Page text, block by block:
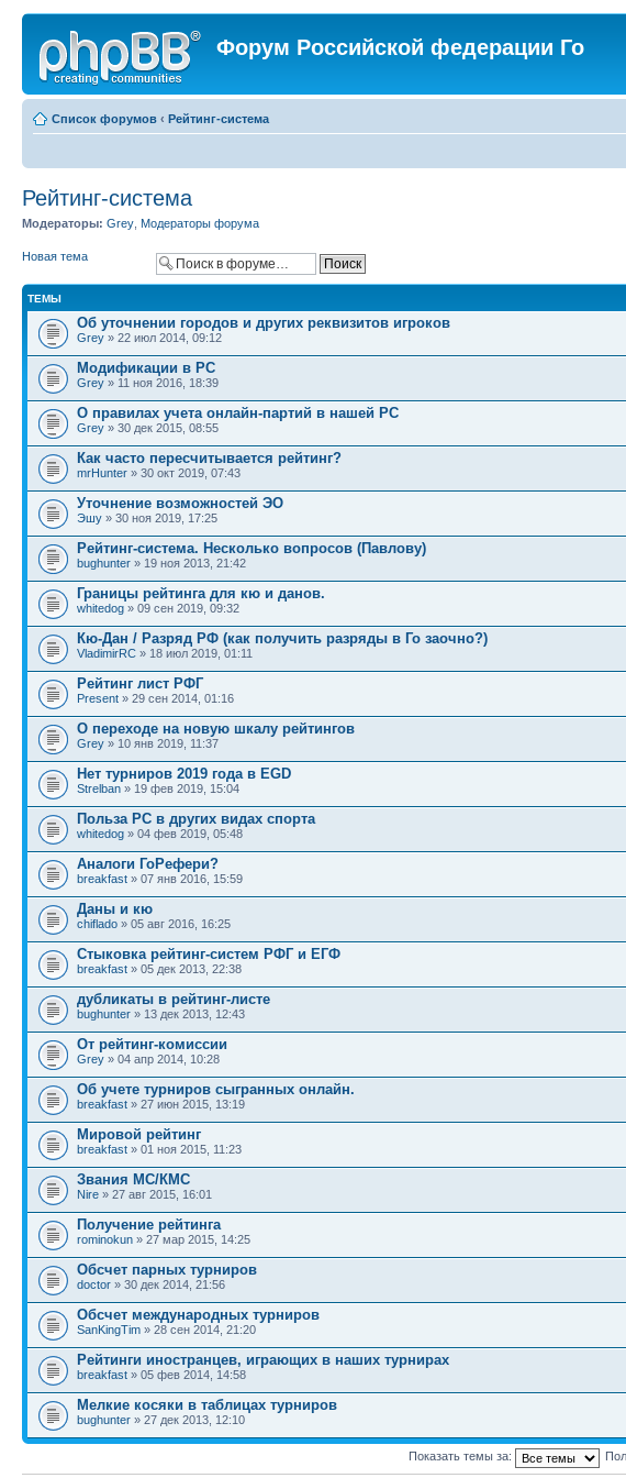
Форум Российской федерации Го
Список форумов ‹ Рейтинг-система
Рейтинг-система
Модераторы: Grey Модераторы форума
Новая тема
ТЕМЫ
Об уточнении городов и других реквизитов игроков
Grey » 22 июл 2014, 09:12
Модификации в РС
Grey » 11 ноя 2016, 18:39
О правилах учета онлайн-партий в нашей РС
Grey » 30 дек 2015, 08:55
Как часто пересчитывается рейтинг?
mrHunter » 30 окт 2019, 07:43
Уточнение возможностей ЭО
Эшу » 30 ноя 2019, 17:25
Рейтинг-система. Несколько вопросов (Павлову)
bughunter » 19 ноя 2013, 21:42
Границы рейтинга для кю и данов.
whitedog » 09 сен 2019, 09:32
Кю-Дан / Разряд РФ (как получить разряды в Го заочно?)
VladimirRC » 18 июл 2019, 01:11
Рейтинг лист РФГ
Present » 29 сен 2014, 01:16
О переходе на новую шкалу рейтингов
Grey » 10 янв 2019, 11:37
Нет турниров 2019 года в EGD
Strelban » 19 фев 2019, 15:04
Польза РС в других видах спорта
whitedog » 04 фев 2019, 05:48
Аналоги ГоРефери?
breakfast » 07 янв 2016, 15:59
Даны и кю
chiflado » 05 авг 2016, 16:25
Стыковка рейтинг-систем РФГ и ЕГФ
breakfast » 05 дек 2013, 22:38
дубликаты в рейтинг-листе
bughunter » 13 дек 2013, 12:43
От рейтинг-комиссии
Grey » 04 апр 2014, 10:28
Об учете турниров сыгранных онлайн.
breakfast » 27 июн 2015, 13:19
Мировой рейтинг
breakfast » 01 ноя 2015, 11:23
Звания МС/КМС
Nire » 27 авг 2015, 16:01
Получение рейтинга
rominokun » 27 мар 2015, 14:25
Обсчет парных турниров
doctor » 30 дек 2014, 21:56
Обсчет международных турниров
SanKingTim » 28 сен 2014, 21:20
Рейтинги иностранцев, играющих в наших турнирах
breakfast » 05 фев 2014, 14:58
Мелкие косяки в таблицах турниров
bughunter » 27 дек 2013, 12:10
Показать темы за: